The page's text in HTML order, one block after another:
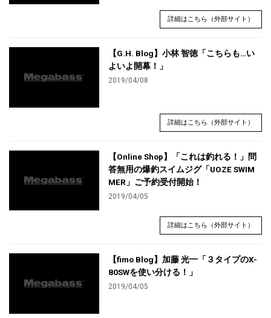
詳細はこちら（外部サイト）
【G.H. Blog】小林 智徳「こちらも…い
よいよ開幕！」
2019/04/08
詳細はこちら（外部サイト）
【Online Shop】「これは釣れる！」問
答無用の爆釣スイムジグ「UOZE SWIM
MER」ご予約受付開始！
2019/04/05
詳細はこちら（外部サイト）
【fimo Blog】加藤 光一「３タイプのX-
80SWを使い分ける！」
2019/04/05